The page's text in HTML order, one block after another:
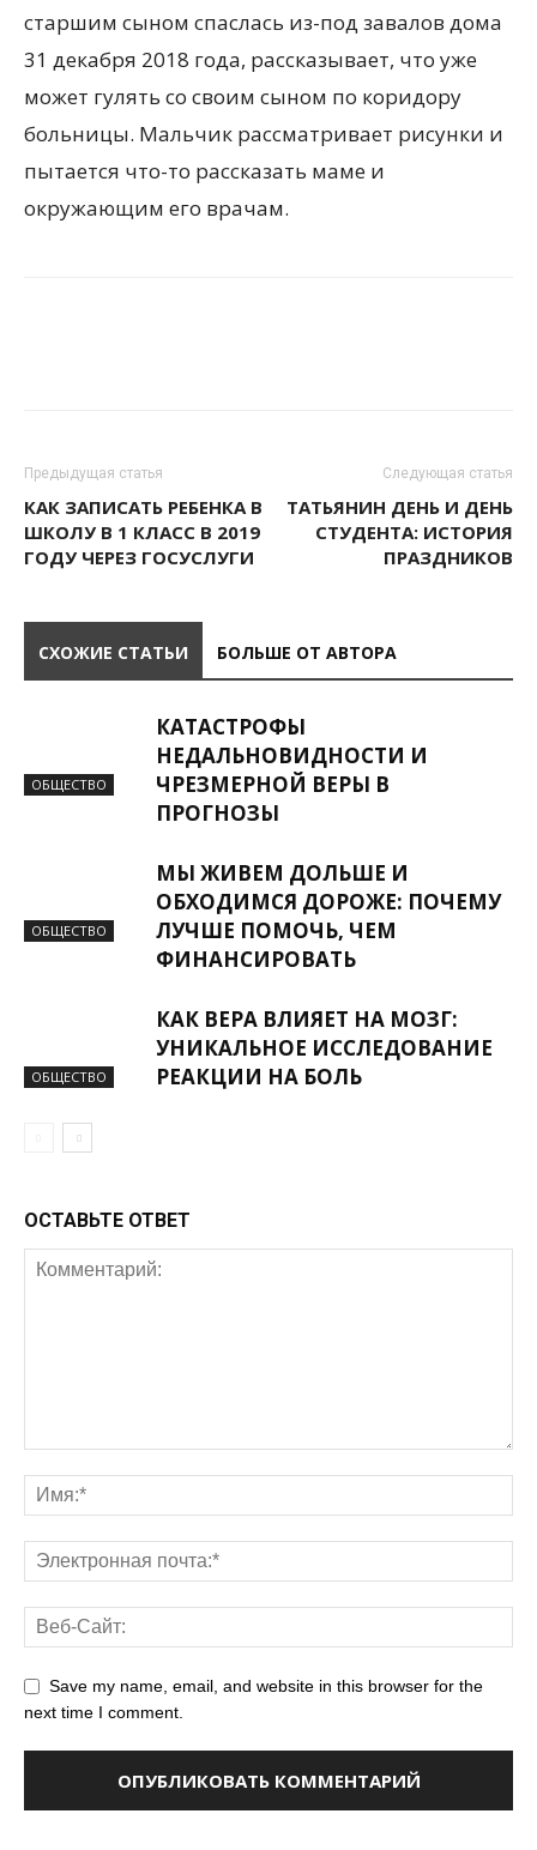
старшим сыном спаслась из-под завалов дома
31 декабря 2018 года, рассказывает, что уже
может гулять со своим сыном по коридору
больницы. Мальчик рассматривает рисунки и
пытается что-то рассказать маме и
окружающим его врачам.
Предыдущая статья
КАК ЗАПИСАТЬ РЕБЕНКА В
ШКОЛУ В 1 КЛАСС В 2019
ГОДУ ЧЕРЕЗ ГОСУСЛУГИ
Следующая статья
ТАТЬЯНИН ДЕНЬ И ДЕНЬ
СТУДЕНТА: ИСТОРИЯ
ПРАЗДНИКОВ
СХОЖИЕ СТАТЬИ БОЛЬШЕ ОТ АВТОРА
ОБЩЕСТВО
КАТАСТРОФЫ
НЕДАЛЬНОВИДНОСТИ И
ЧРЕЗМЕРНОЙ ВЕРЫ В
ПРОГНОЗЫ
ОБЩЕСТВО
МЫ ЖИВЕМ ДОЛЬШЕ И
ОБХОДИМСЯ ДОРОЖЕ: ПОЧЕМУ
ЛУЧШЕ ПОМОЧЬ, ЧЕМ
ФИНАНСИРОВАТЬ
ОБЩЕСТВО
КАК ВЕРА ВЛИЯЕТ НА МОЗГ:
УНИКАЛЬНОЕ ИССЛЕДОВАНИЕ
РЕАКЦИИ НА БОЛЬ
ОСТАВЬТЕ ОТВЕТ
Save my name, email, and website in this browser for the
next time I comment.